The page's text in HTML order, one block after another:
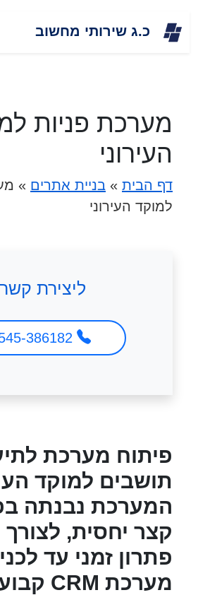
כ.ג שירותי מחשוב
מערכת פניות
העירוני
דף הבית » בניית אתרים »
למוקד העירוני
ליצירת
פיתוח מערכת
תושבים למוקד
המערכת נבנתה
קצר יחסית,
פתרון זמני עד
מערכת CRM קבועה.